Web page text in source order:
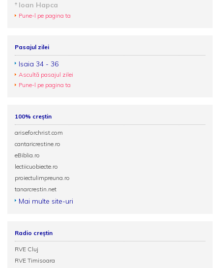
Ioan Hapca
Pune-l pe pagina ta
Pasajul zilei
Isaia 34 - 36
Ascultă pasajul zilei
Pune-l pe pagina ta
100% creștin
ariseforchrist.com
cantaricrestine.ro
eBiblia.ro
lectiicuobiecte.ro
proiectulimpreuna.ro
tanarcrestin.net
Mai multe site-uri
Radio creștin
RVE Cluj
RVE Timisoara